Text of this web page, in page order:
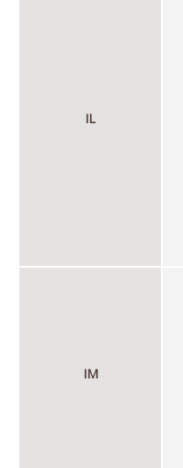
IL
IM